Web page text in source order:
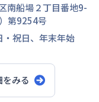
南船場２丁目番地9-
第9254号
・祝日、年末年始
みる